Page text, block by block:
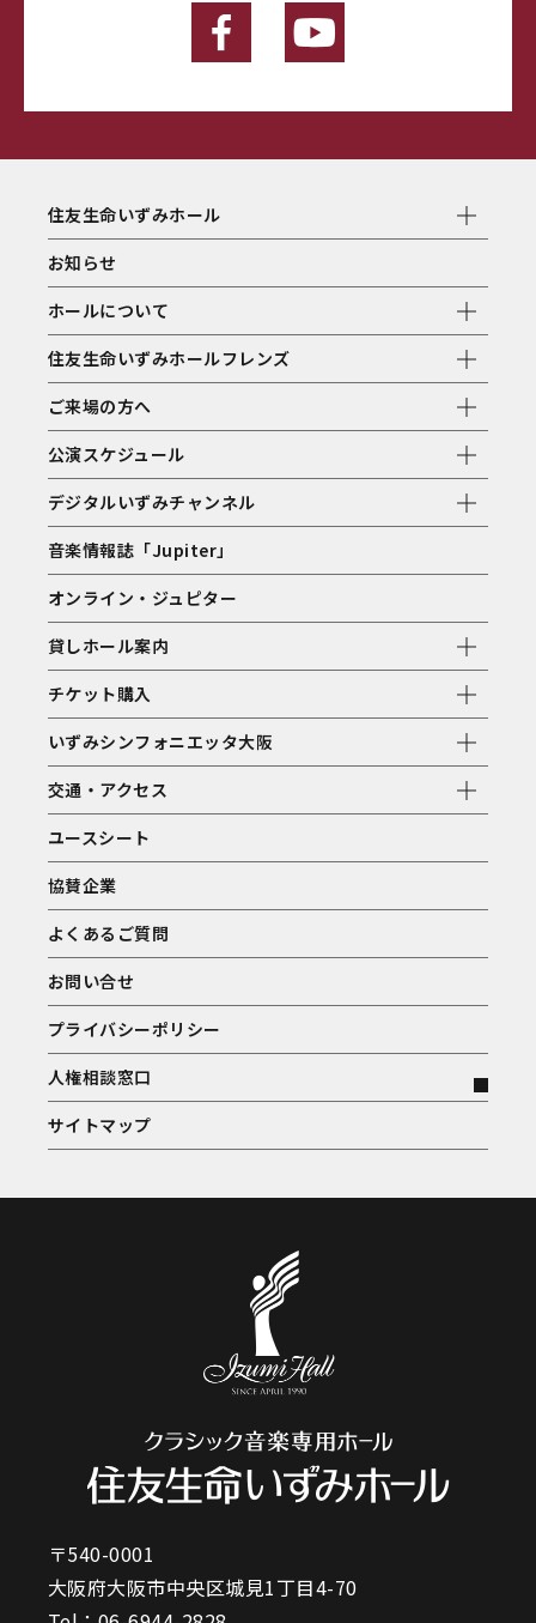
住友生命いずみホール
お知らせ
ホールについて
住友生命いずみホールフレンズ
ご来場の方へ
公演スケジュール
デジタルいずみチャンネル
音楽情報誌「Jupiter」
オンライン・ジュピター
貸しホール案内
チケット購入
いずみシンフォニエッタ大阪
交通・アクセス
ユースシート
協賛企業
よくあるご質問
お問い合せ
プライバシーポリシー
人権相談窓口
サイトマップ
〒540-0001
大阪府大阪市中央区城見1丁目4-70